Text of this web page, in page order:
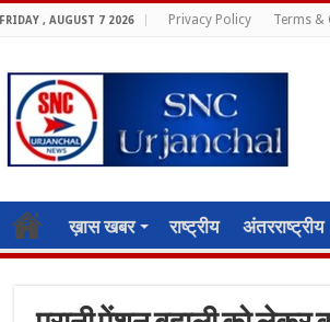
FRIDAY , AUGUST 7 2026 Privacy Policy Terms &
ख़ास खबर राष्ट्रीय अंतरराष्ट्रीय